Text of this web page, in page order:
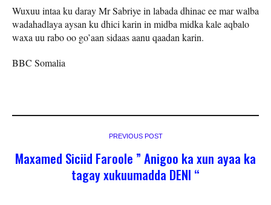
Wuxuu intaa ku daray Mr Sabriye in labada dhinac ee mar walba
wadahadlaya aysan ku dhici karin in midba midka kale aqbalo
waxa uu rabo oo go’aan sidaas aanu qaadan karin.
BBC Somalia
PREVIOUS POST
Maxamed Siciid Faroole ” Anigoo ka xun ayaa ka
tagay xukuumadda DENI “